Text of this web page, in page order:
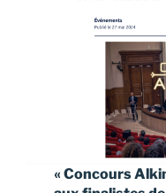
« Concours